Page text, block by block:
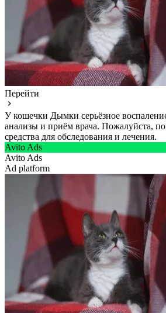
Перейти
У кошечки Дымки серьёзное
анализы и приём врача. Пожалуйста,
средства для обследования и лечения.
Avito Ads
Avito Ads
Ad platform